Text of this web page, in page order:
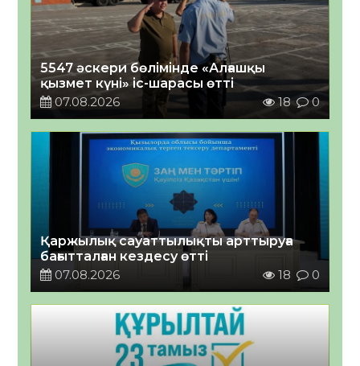
5547 әскери бөлімінде «Алғашқы
қызмет күні» іс-шарасы өтті
07.08.2026
18 0
Қаржылық сауаттылықты арттыруға
бағытталған кездесу өтті
07.08.2026
18 0